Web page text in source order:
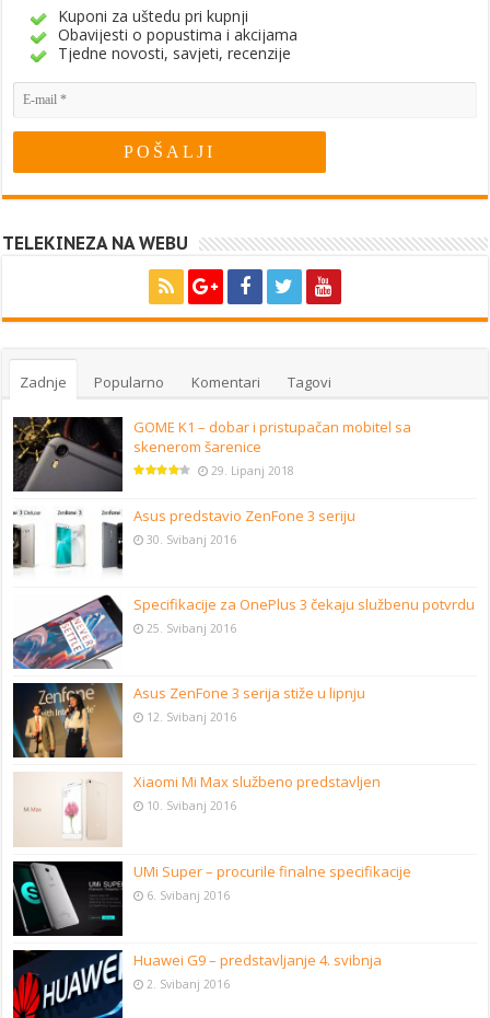
Kuponi za uštedu pri kupnji
Obavijesti o popustima i akcijama
Tjedne novosti, savjeti, recenzije
TELEKINEZA NA WEBU
Zadnje Popularno Komentari Tagovi
GOME K1 – dobar i pristupačan mobitel sa
skenerom šarenice
29. Lipanj 2018
Asus predstavio ZenFone 3 seriju
30. Svibanj 2016
Specifikacije za OnePlus 3 čekaju službenu potvrdu
25. Svibanj 2016
Asus ZenFone 3 serija stiže u lipnju
12. Svibanj 2016
Xiaomi Mi Max službeno predstavljen
10. Svibanj 2016
UMi Super – procurile finalne specifikacije
6. Svibanj 2016
Huawei G9 – predstavljanje 4. svibnja
2. Svibanj 2016